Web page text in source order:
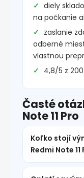
diely
na počkanie
zaslanie
odberné
vlastnou
4,8/5 z
Časté
Note 11 Pro
Koľko stojí
Redmi Note 11